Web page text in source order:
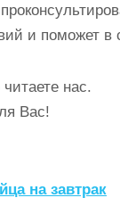
и поможет в
нас.
Вас!
на завтрак